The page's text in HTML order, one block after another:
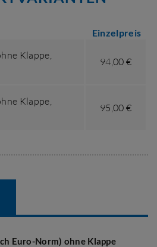
Einzelpreis
Klappe,
94,00 €
Klappe,
95,00 €
Euro-Norm) ohne Klappe